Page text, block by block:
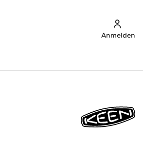
Anmelden